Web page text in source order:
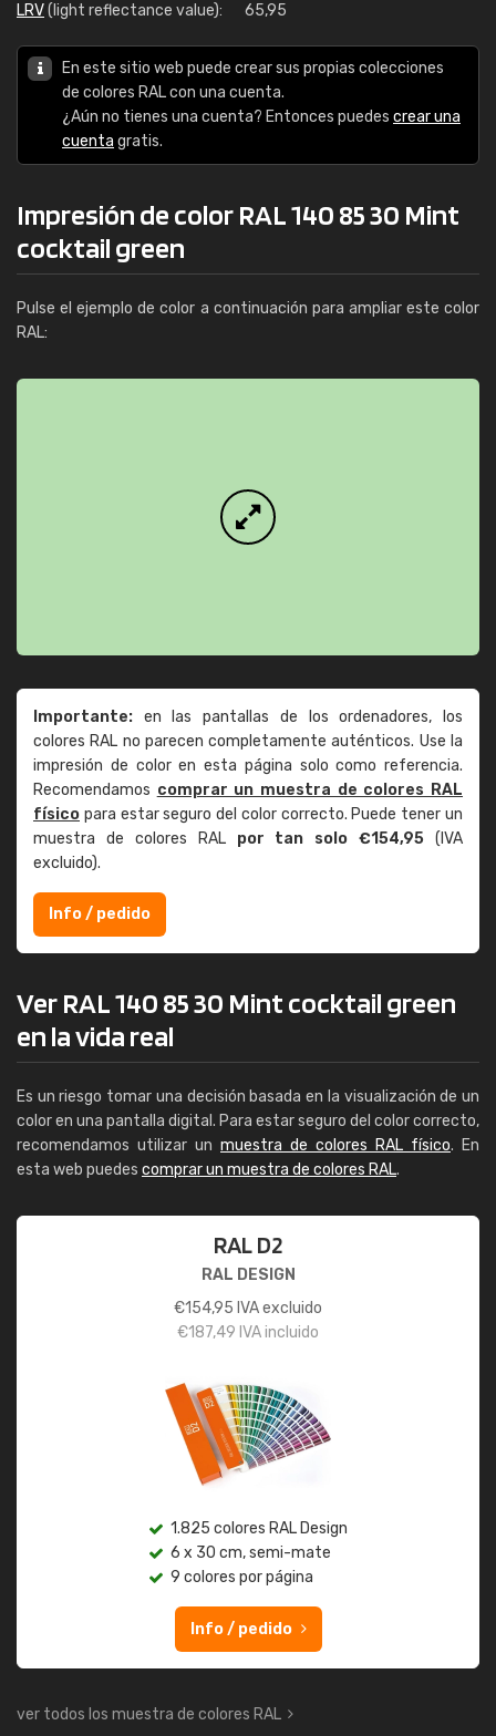
LRV(light reflectance value): 65,95
En este sitio web puede crear sus propias colecciones
de colores RAL con una cuenta.
¿Aún no tienes una cuenta? Entonces puedes crear una
cuenta gratis.
Impresión de color RAL 140 85 30 Mint
cocktail green
Pulse el ejemplo de color a continuación para ampliar este color
RAL:
Importante: en las pantallas de los ordenadores, los
colores RAL no parecen completamente auténticos. Use la
impresión de color en esta página solo como referencia.
Recomendamos comprar un muestra de colores RAL
físico para estar seguro del color correcto. Puede tener un
muestra de colores RAL por tan solo €154,95 (IVA
excluido).
Info / pedido
Ver RAL 140 85 30 Mint cocktail green
en la vida real
Es un riesgo tomar una decisión basada en la visualización de un
color en una pantalla digital. Para estar seguro del color correcto,
recomendamos utilizar un muestra de colores RAL físico. En
esta web puedes comprar un muestra de colores RAL.
RAL D2
RAL DESIGN
€154,95 IVA excluido
€187,49 IVA incluido
1.825 colores RAL Design
6 x 30 cm, semi-mate
9 colores por página
Info / pedido
ver todos los muestra de colores RAL